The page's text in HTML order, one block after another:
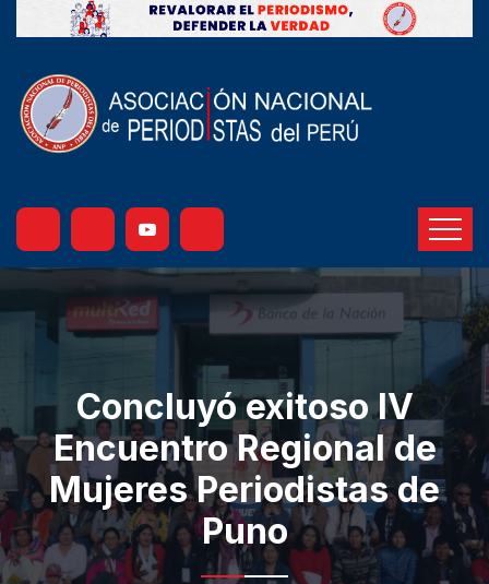
Concluyó exitoso IV
Encuentro Regional de
Mujeres Periodistas de
Puno